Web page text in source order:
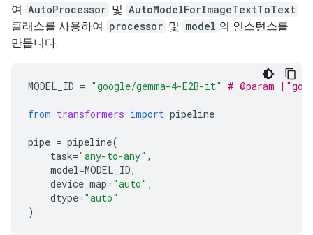
여 AutoProcessor 및 AutoModelForImageTextToText
클래스를 사용하여 processor 및 model 의 인스턴스를
만듭니다.
MODEL_ID = "google/gemma-4-E2B-it" # @param
from transformers import pipeline
pipe = pipeline(
task="any-to-any" ,
model=MODEL_ID,
device_map="auto" ,
dtype="auto"
)